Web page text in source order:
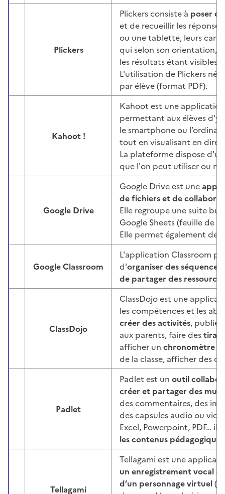
Plickers
Plickers consiste à poser
et de recueillir les
ou une tablette, leurs
qui selon son orientation,
les résultats étant visibles
L'utilisation de Plickers
par élève (format PDF).
Kahoot !
Kahoot est une
permettant aux élèves
le smartphone ou
tout en visualisant en
La plateforme dispose
que l'on peut utiliser ou
Google Drive
Google Drive est une
de fichiers et de
Elle regroupe une suite
Google Sheets (feuille de
Elle permet également de
ImageGoogle Classroom
L'application Classroom
d'organiser des
de partager des
ClassDojo
ClassDojo est une
les compétences et les
créer des activités,
aux parents, faire des
afficher un chronomètre
de la classe, afficher des
Padlet
Padlet est un outil
créer et partager des
des commentaires, des
des capsules audio ou
Excel, Powerpoint, PDF… il
les contenus pédagogiques
Tellagami
Tellagami est une
un enregistrement vocal
d’un personnage virtuel